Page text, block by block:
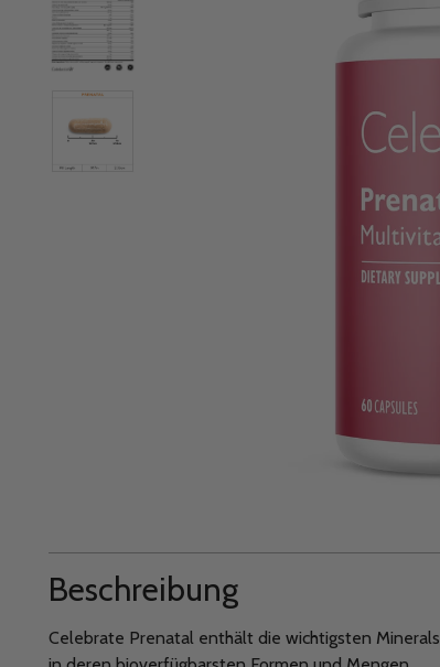
Beschreibung
Celebrate Prenatal enthält die wichtigsten